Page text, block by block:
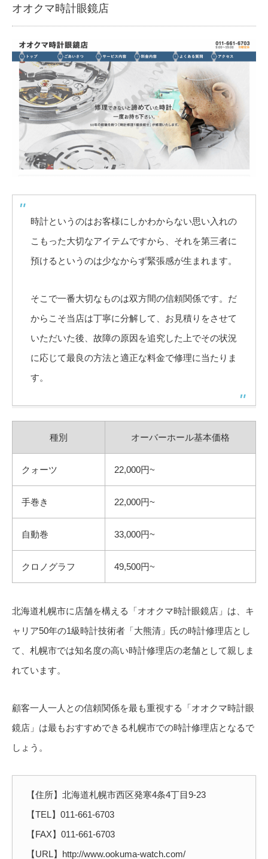
オオクマ時計眼鏡店
時計というのはお客様にしかわからない思い入れの
こもった大切なアイテムですから、それを第三者に
預けるというのは少なからず緊張感が生まれます。
そこで一番大切なものは双方間の信頼関係です。だ
からこそ当店は丁寧に分解して、お見積りをさせて
いただいた後、故障の原因を追究した上でその状況
に応じて最良の方法と適正な料金で修理に当たりま
す。
種別 オーバーホール基本価格
クォーツ 22,000円~
手巻き 22,000円~
自動巻 33,000円~
クロノグラフ 49,500円~
北海道札幌市に店舗を構える「オオクマ時計眼鏡店」は、キ
ャリア50年の1級時計技術者「大熊清」氏の時計修理店とし
て、札幌市では知名度の高い時計修理店の老舗として親しま
れています。
顧客一人一人との信頼関係を最も重視する「オオクマ時計眼
鏡店」は最もおすすめできる札幌市での時計修理店となるで
しょう。
【住所】北海道札幌市西区発寒4条4丁目9-23
【TEL】011-661-6703
【FAX】011-661-6703
【URL】http://www.ookuma-watch.com/